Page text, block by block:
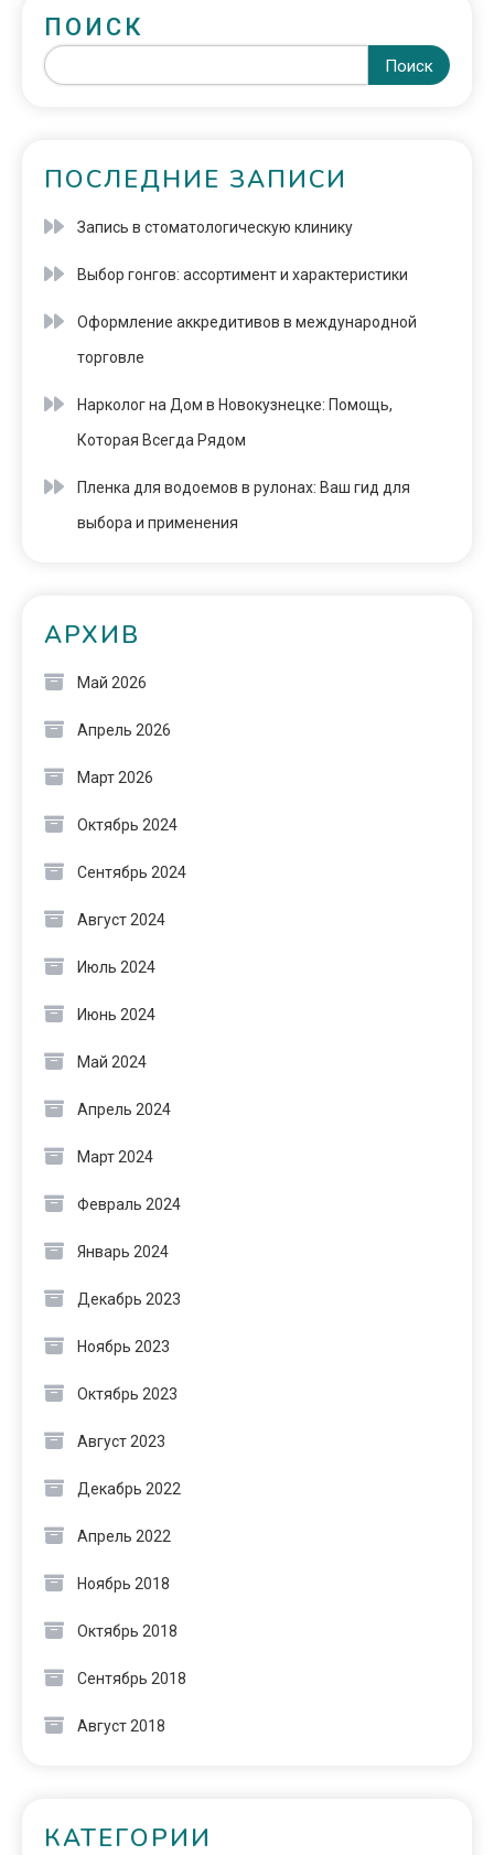
ПОИСК
Поиск
ПОСЛЕДНИЕ ЗАПИСИ
Запись в стоматологическую клинику
Выбор гонгов: ассортимент и характеристики
Оформление аккредитивов в международной
торговле
Нарколог на Дом в Новокузнецке: Помощь,
Которая Всегда Рядом
Пленка для водоемов в рулонах: Ваш гид для
выбора и применения
АРХИВ
Май 2026
Апрель 2026
Март 2026
Октябрь 2024
Сентябрь 2024
Август 2024
Июль 2024
Июнь 2024
Май 2024
Апрель 2024
Март 2024
Февраль 2024
Январь 2024
Декабрь 2023
Ноябрь 2023
Октябрь 2023
Август 2023
Декабрь 2022
Апрель 2022
Ноябрь 2018
Октябрь 2018
Сентябрь 2018
Август 2018
КАТЕГОРИИ